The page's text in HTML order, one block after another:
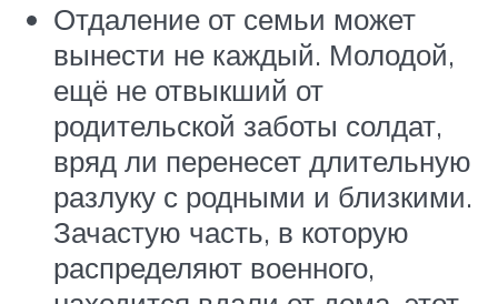
Отдаление от семьи может
вынести не каждый. Молодой,
ещё не отвыкший от
родительской заботы солдат,
вряд ли перенесет длительную
разлуку с родными и близкими.
Зачастую часть, в которую
распределяют военного,